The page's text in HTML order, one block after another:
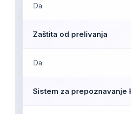
Da
Zaštita od prelivanja
Da
Sistem za prepoznavanje